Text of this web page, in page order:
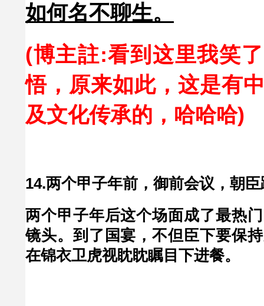
如何名不聊生。
(博主註:看到这里我笑
悟，原来如此，这是有
及文化传承的，哈哈哈)
14.两个甲子年前，御前会议，朝
两个甲子年后这个场面成了最热
镜头。到了国宴，不但臣下要保
在锦衣卫虎视眈眈瞩目下进餐。